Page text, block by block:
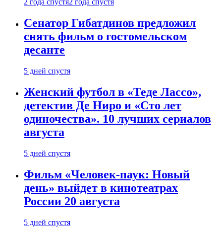
2 года спустя2 года спустя
Сенатор Гибатдинов предложил
снять фильм о гостомельском
десанте
5 дней спустя
Женский футбол в «Теде Лассо»,
детектив Де Ниро и «Сто лет
одиночества». 10 лучших сериалов
августа
5 дней спустя
Фильм «Человек-паук: Новый
день» выйдет в кинотеатрах
России 20 августа
5 дней спустя